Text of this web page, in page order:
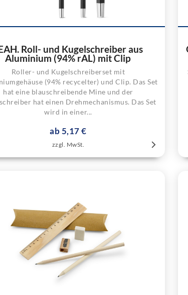
Roll- und Kugelschreiber aus
Aluminium (94% rAL) mit Clip
Roller- und Kugelschreiberset mit
(94% recycelter) und Clip. Das Set
hat eine blauschreibende Mine und der
hat einen Drehmechanismus. Das Set
wird in einer...
ab 5,17 €
zzgl. MwSt.